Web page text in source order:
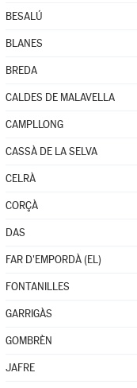
BESALÚ
BLANES
BREDA
CALDES DE MALAVELLA
CAMPLLONG
CASSÀ DE LA SELVA
CELRÀ
CORÇÀ
DAS
FAR D'EMPORDÀ (EL)
FONTANILLES
GARRIGÀS
GOMBRÈN
JAFRE